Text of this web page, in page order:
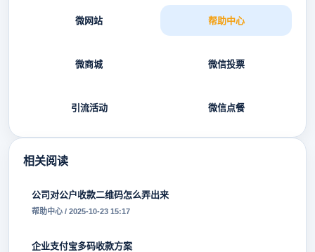
微网站 帮助中心
微商城 微信投票
引流活动 微信点餐
相关阅读
公司对公户收款二维码怎么弄出来
帮助中心 / 2025-10-23 15:17
企业支付宝多码收款方案